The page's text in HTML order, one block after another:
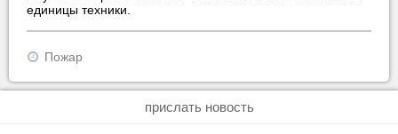
единицы техники.
Пожар
прислать новость